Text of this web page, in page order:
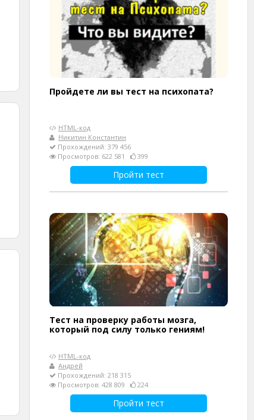
Пройдете ли вы тест на психопата?
HTML-код
Никитин Константин
Прохождений: 379 456
Просмотров: 622 581
399
Пройти тест
Тест на проверку работы мозга,
который под силу только гениям!
HTML-код
Андрей
Прохождений: 218 315
Просмотров: 428 809
224
Пройти тест